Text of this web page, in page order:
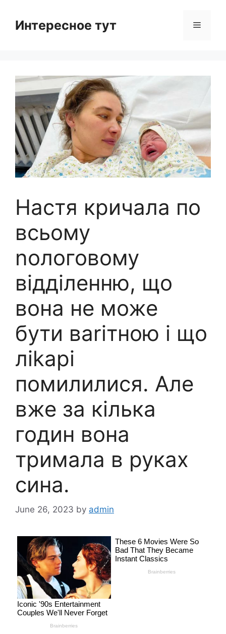
contentИнтересное тут Menu
Настя кричала по
всьому
nологовому
відділенню, що
вона не може
бути ваriтною і що
ліkарі
помилилися. Але
вже за кілька
годин вона
тримала в руках
сина.
June 26, 2023 by admin